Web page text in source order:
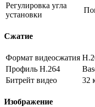
Регулировка угла
установки
Сжатие
Формат видеосжатия
Профиль H.264
Битрейт видео
32
Изображение